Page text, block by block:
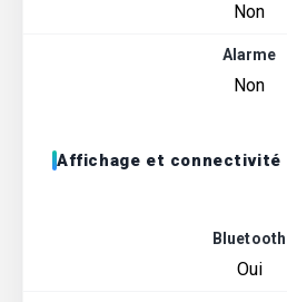
Non
Alarme
Non
Affichage et connectivité
Bluetooth
Oui